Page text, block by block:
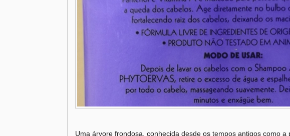
Uma árvore frondosa, conhecida desde os tempos antigos como